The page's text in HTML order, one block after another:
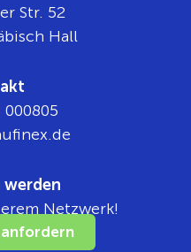
Str. 52
Hall
ed.xe
werden
Netzwerk!